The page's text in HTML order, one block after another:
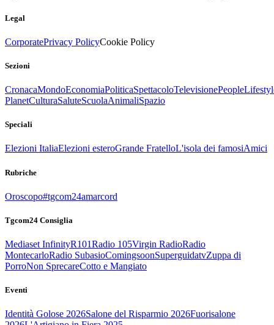
Legal
CorporatePrivacy PolicyCookie Policy
Sezioni
CronacaMondoEconomiaPoliticaSpettacoloTelevisionePeople
PlanetCulturaSaluteScuolaAnimaliSpazio
Speciali
Elezioni ItaliaElezioni esteroGrande FratelloL'isola dei famosiAmici
Rubriche
Oroscopo#tgcom24amarcord
Tgcom24 Consiglia
Mediaset InfinityR101Radio 105Virgin RadioRadio
MontecarloRadio SubasioComingsoonSuperguidatvZuppa di
PorroNon SprecareCotto e Mangiato
Eventi
Identità Golose 2026Salone del Risparmio 2026Fuorisalone